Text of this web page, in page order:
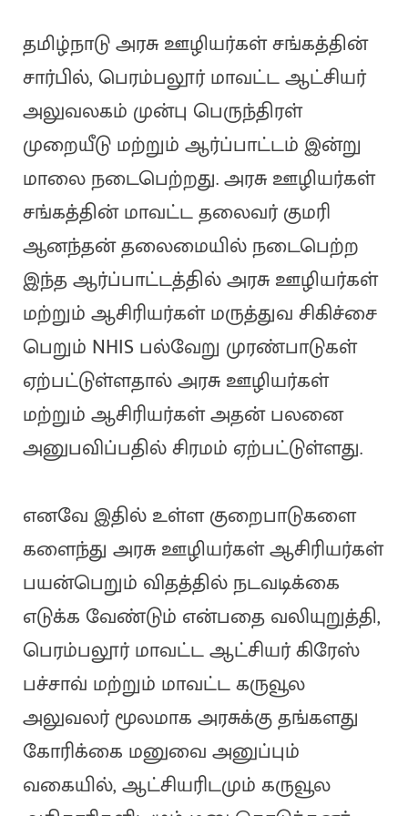
தமிழ்நாடு அரசு ஊழியர்கள் சங்கத்தின்
சார்பில், பெரம்பலூர் மாவட்ட ஆட்சியர்
அலுவலகம் முன்பு பெருந்திரள்
முறையீடு மற்றும் ஆர்ப்பாட்டம் இன்று
மாலை நடைபெற்றது. அரசு ஊழியர்கள்
சங்கத்தின் மாவட்ட தலைவர் குமரி
ஆனந்தன் தலைமையில் நடைபெற்ற
இந்த ஆர்ப்பாட்டத்தில் அரசு ஊழியர்கள்
மற்றும் ஆசிரியர்கள் மருத்துவ சிகிச்சை
பெறும் NHIS பல்வேறு முரண்பாடுகள்
ஏற்பட்டுள்ளதால் அரசு ஊழியர்கள்
மற்றும் ஆசிரியர்கள் அதன் பலனை
அனுபவிப்பதில் சிரமம் ஏற்பட்டுள்ளது.
எனவே இதில் உள்ள குறைபாடுகளை
களைந்து அரசு ஊழியர்கள் ஆசிரியர்கள்
பயன்பெறும் விதத்தில் நடவடிக்கை
எடுக்க வேண்டும் என்பதை வலியுறுத்தி,
பெரம்பலூர் மாவட்ட ஆட்சியர் கிரேஸ்
பச்சாவ் மற்றும் மாவட்ட கருவூல
அலுவலர் மூலமாக அரசுக்கு தங்களது
கோரிக்கை மனுவை அனுப்பும்
வகையில், ஆட்சியரிடமும் கருவூல